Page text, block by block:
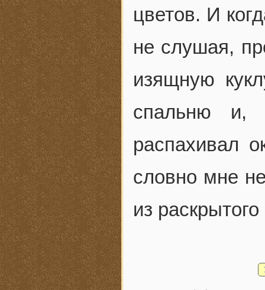
цветов. И
не слушая,
изящную
спальню и,
распахивал
словно мне
из